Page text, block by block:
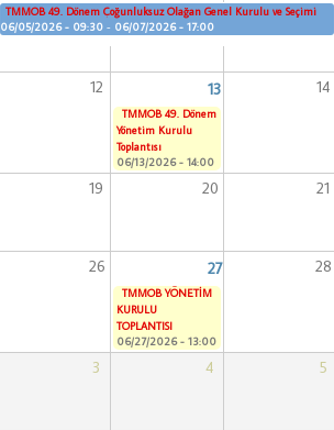
TMMOB 49. Dönem Çoğunluksuz Olağan Genel Kurulu ve Seçimi
06/05/2026 - 09:30 - 06/07/2026 - 17:00
12 13 14
TMMOB 49. Dönem
Yönetim Kurulu
Toplantısı
06/13/2026 - 14:00
19 20 21
26 27 28
TMMOB YÖNETİM
KURULU
TOPLANTISI
06/27/2026 - 13:00
3 4 5